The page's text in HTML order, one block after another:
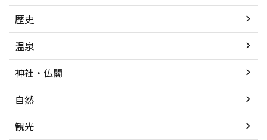
歴史
温泉
神社・仏閣
自然
観光